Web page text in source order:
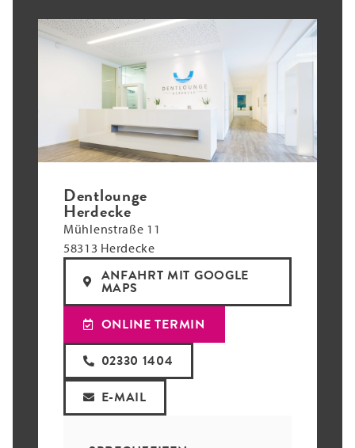
Dentlounge
Herdecke
Mühlenstraße 11
58313 Herdecke
ANFAHRT MIT GOOGLE
MAPS
ONLINE TERMIN
02330 1404
E-MAIL